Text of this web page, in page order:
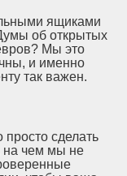
ящиками
об открытых
Мы это
и именно
так важен.
просто сделать
на чем мы не